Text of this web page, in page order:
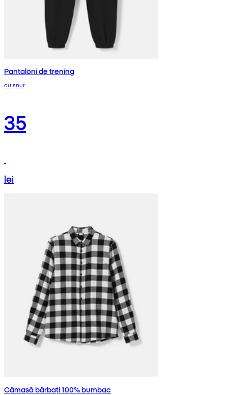
Pantaloni de trening
cu șnur
35
lei
Cămașă bărbați 100% bumbac